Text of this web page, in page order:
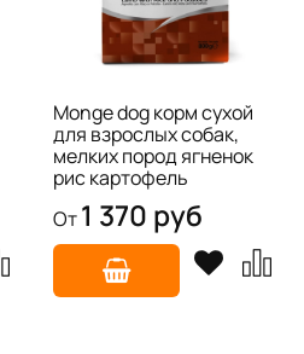
Monge dog корм сухой
для взрослых собак,
мелких пород ягненок
рис картофель
От1 370 руб